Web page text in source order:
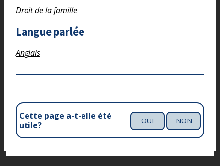
Droit de la famille
Langue parlée
Anglais
Cette page a-t-elle été
utile?
OUI NON